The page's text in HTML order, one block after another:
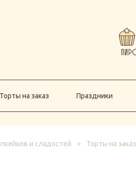
Торты на заказ Праздники
и сладостей > Торты на заказ